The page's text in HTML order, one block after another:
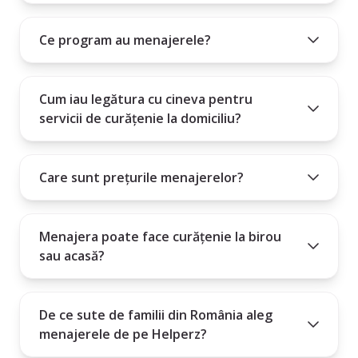
pentru nevoile tale.
Plătești un abonament lunar, trimestrial sau anual.
Ce program au menajerele?
Cum iau legătura cu cineva pentru
servicii de curățenie la domiciliu?
Care sunt prețurile menajerelor?
Menajera poate face curățenie la birou
sau acasă?
De ce sute de familii din România aleg
menajerele de pe Helperz?